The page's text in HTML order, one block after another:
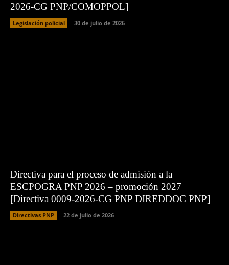
2026-CG PNP/COMOPPOL]
Legislación policial 30 de julio de 2026
Directiva para el proceso de admisión a la
ESCPOGRA PNP 2026 – promoción 2027
[Directiva 0009-2026-CG PNP DIREDDOC PNP]
Directivas PNP 22 de julio de 2026